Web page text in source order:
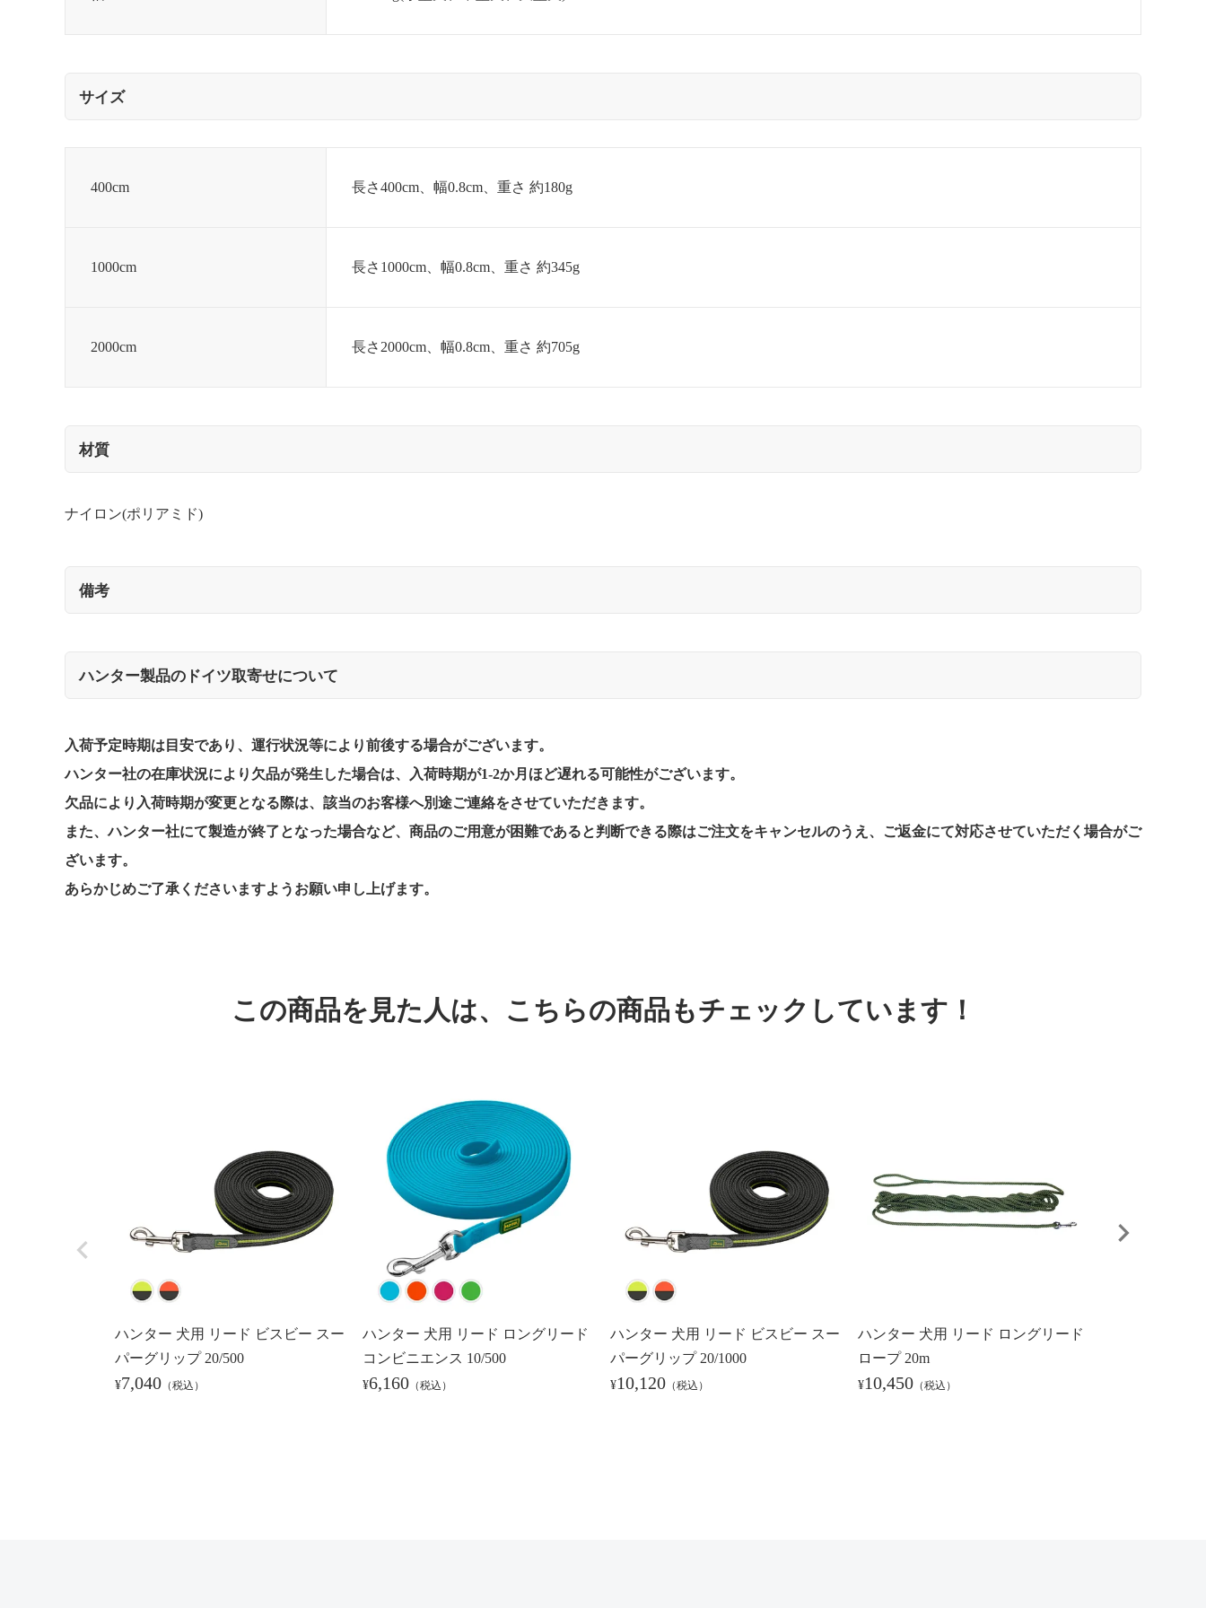
サイズ
400cm 長さ400cm、幅0.8cm、重さ 約180g
1000cm 長さ1000cm、幅0.8cm、重さ 約345g
2000cm 長さ2000cm、幅0.8cm、重さ 約705g
材質
ナイロン(ポリアミド)
備考
ハンター製品のドイツ取寄せについて
入荷予定時期は目安であり、運行状況等により前後する場合がございます。
ハンター社の在庫状況により欠品が発生した場合は、入荷時期が1-2か月ほど遅れる可能性がございます。
欠品により入荷時期が変更となる際は、該当のお客様へ別途ご連絡をさせていただきます。
また、ハンター社にて製造が終了となった場合など、商品のご用意が困難であると判断できる際はご注文をキャンセルのうえ、ご返金にて対応させていただく場合がご
ざいます。
あらかじめご了承くださいますようお願い申し上げます。
この商品を見た人は、 こちらの商品もチェックしています！
ハンター 犬用 リード ビスビー スー
パーグリップ 20/500
¥7,040 （税込）
ハンター 犬用 リード ロングリード
コンビニエンス 10/500
¥6,160 （税込）
ハンター 犬用 リード ビスビー スー
パーグリップ 20/1000
¥10,120 （税込）
ハンター 犬用 リード ロングリード
ロープ 20m
¥10,450 （税込）